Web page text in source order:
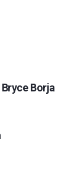
Borja